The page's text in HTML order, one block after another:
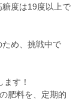
度は19度以上で
ため、挑戦中で
す！
肥料を、定期的